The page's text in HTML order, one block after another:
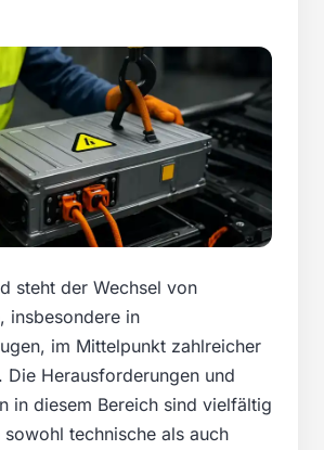
steht der Wechsel von
insbesondere in
im Mittelpunkt zahlreicher
Die Herausforderungen und
in diesem Bereich sind vielfältig
technische als auch